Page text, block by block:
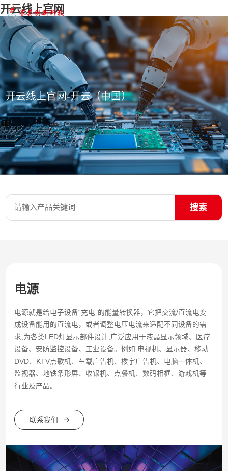
开云线上官网
开云线上官网-开云（中国）
搜索
电源
电源就是给电子设备“充电”的能量转换器，它把交流/直流电变
成设备能用的直流电，或者调整电压电流来适配不同设备的需
求,为各类LED灯显示部件设计,广泛应用于液晶显示领域、医疗
设备、安防监控设备、工业设备。例如:电视机、显示器、移动
DVD、KTV点歌机、车载广告机、楼宇广告机、电脑一体机、
监视器、地铁条形屏、收银机、点餐机、数码相框、游戏机等
行业及产品。
联系我们